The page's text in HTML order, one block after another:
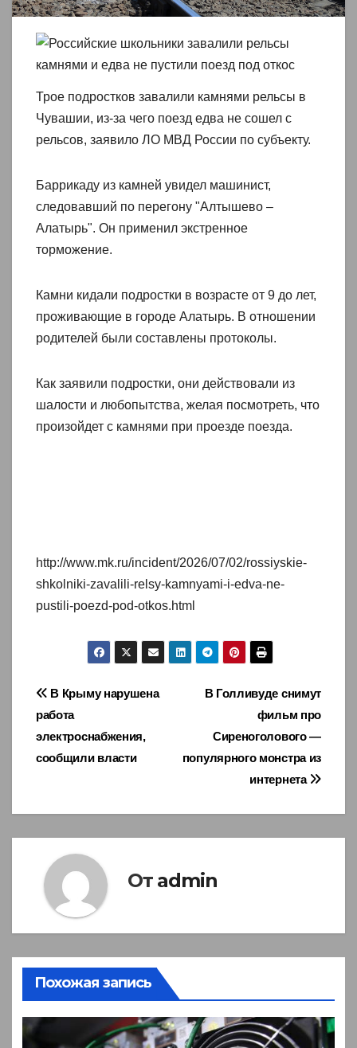
Трое подростков завалили камнями рельсы в
Чувашии, из-за чего поезд едва не сошел с
рельсов, заявило ЛО МВД России по субъекту.
Баррикаду из камней увидел машинист,
следовавший по перегону "Алтышево –
Алатырь". Он применил экстренное
торможение.
Камни кидали подростки в возрасте от 9 до лет,
проживающие в городе Алатырь. В отношении
родителей были составлены протоколы.
Как заявили подростки, они действовали из
шалости и любопытства, желая посмотреть, что
произойдет с камнями при проезде поезда.
http://www.mk.ru/incident/2026/07/02/rossiyskie-
shkolniki-zavalili-relsy-kamnyami-i-edva-ne-
pustili-poezd-pod-otkos.html
Навигация
по
записям
В Голливуде снимут
фильм про
Сиреноголового —
популярного монстра из
интернета
В Крыму нарушена
работа
электроснабжения,
сообщили власти
От admin
Похожая запись